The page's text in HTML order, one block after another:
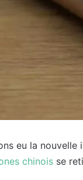
eu la nouvelle
chinois se